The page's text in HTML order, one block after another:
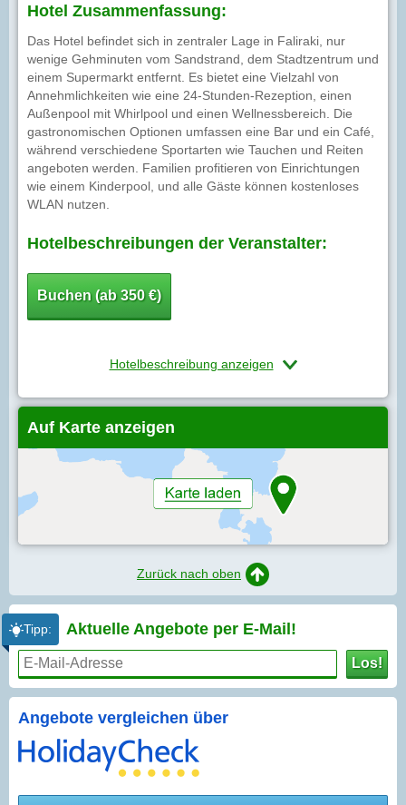
Hotel Zusammenfassung:
Das Hotel befindet sich in zentraler Lage in Faliraki, nur
wenige Gehminuten vom Sandstrand, dem Stadtzentrum und
einem Supermarkt entfernt. Es bietet eine Vielzahl von
Annehmlichkeiten wie eine 24-Stunden-Rezeption, einen
Außenpool mit Whirlpool und einen Wellnessbereich. Die
gastronomischen Optionen umfassen eine Bar und ein Café,
während verschiedene Sportarten wie Tauchen und Reiten
angeboten werden. Familien profitieren von Einrichtungen
wie einem Kinderpool, und alle Gäste können kostenloses
WLAN nutzen.
Hotelbeschreibungen der Veranstalter:
Buchen (ab 350 €)
Hotelbeschreibung anzeigen
Auf Karte anzeigen
Zurück nach oben
Tipp: Aktuelle Angebote per E-Mail!
Los!
Angebote vergleichen über